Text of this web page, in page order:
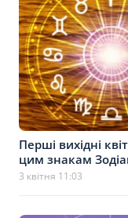
Перші вихідні
цим знакам
3 квітня 11:03